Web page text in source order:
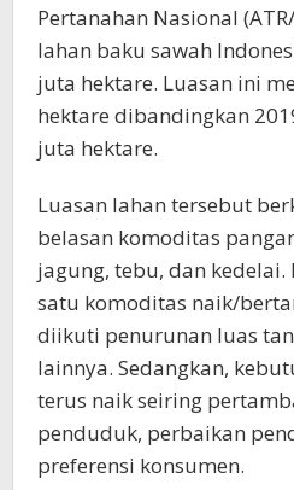
Pertanahan Nasional
lahan baku sawah
juta hektare. Luasan ini
hektare dibandingkan
juta hektare.
Luasan lahan tersebut
belasan komoditas
jagung, tebu, dan kedelai.
satu komoditas naik/
diikuti penurunan luas
lainnya. Sedangkan,
terus naik seiring
penduduk, perbaikan
preferensi konsumen.